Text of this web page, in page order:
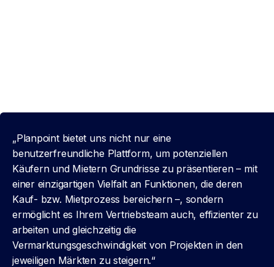
„Planpoint bietet uns nicht nur eine
benutzerfreundliche Plattform, um potenziellen
Käufern und Mietern Grundrisse zu präsentieren – mit
einer einzigartigen Vielfalt an Funktionen, die deren
Kauf- bzw. Mietprozess bereichern –, sondern
ermöglicht es Ihrem Vertriebsteam auch, effizienter zu
arbeiten und gleichzeitig die
Vermarktungsgeschwindigkeit von Projekten in den
jeweiligen Märkten zu steigern.“